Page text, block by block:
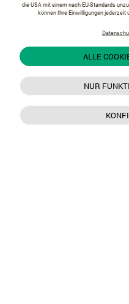
die USA mit einem nach EU-Standards
können Ihre Einwilligungen jederzeit
ALLE
NUR